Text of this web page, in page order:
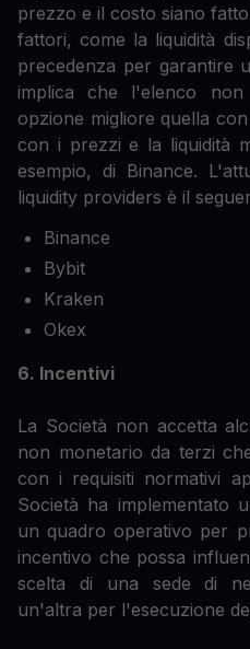
prezzo e il costo siano
fattori, come la liquidità
precedenza per garantire
implica che l'elenco non
opzione migliore quella
con i prezzi e la liquidità
esempio, di Binance.
liquidity providers è il
Binance
Bybit
Kraken
Okex
6. Incentivi
La Società non accetta
non monetario da terzi
con i requisiti normativi
Società ha implementato
un quadro operativo per
incentivo che possa
scelta di una sede di
un'altra per l'esecuzione